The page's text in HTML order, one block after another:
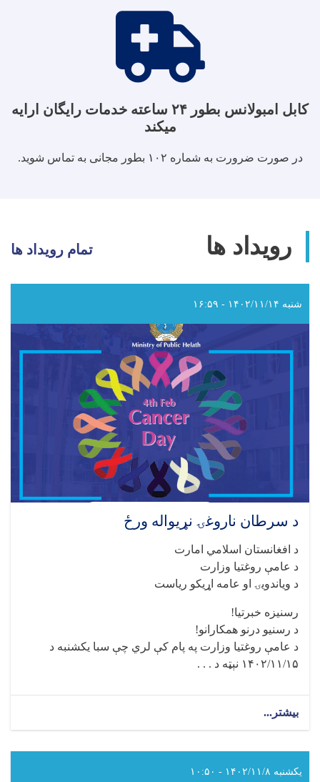
کابل امبولانس بطور ۲۴ ساعته خدمات رایگان ارایه
میکند
در صورت ضرورت به شماره ۱۰۲ بطور مجانی به تماس شوید.
رویداد ها تمام رویداد ها
شنبه ۱۴۰۲/۱۱/۱۴ - ۱۶:۵۹
د سرطان ناروغۍ نړیواله ورځ
د افغانستان اسلامي امارت
د عامې روغتیا وزارت
د ویاندویۍ او عامه اړیکو ریاست
رسنیزه خبرتیا!
د رسنیو درنو همکارانو!
د عامې روغتیا وزارت په پام کې لري چې سبا یکشنبه د
۱۴۰۲/۱۱/۱۵ نېټه د . . .
بیشتر...
ناروغۍ
نړیواله
یکشنبه ۱۴۰۲/۱۱/۸ - ۱۰:۵۰